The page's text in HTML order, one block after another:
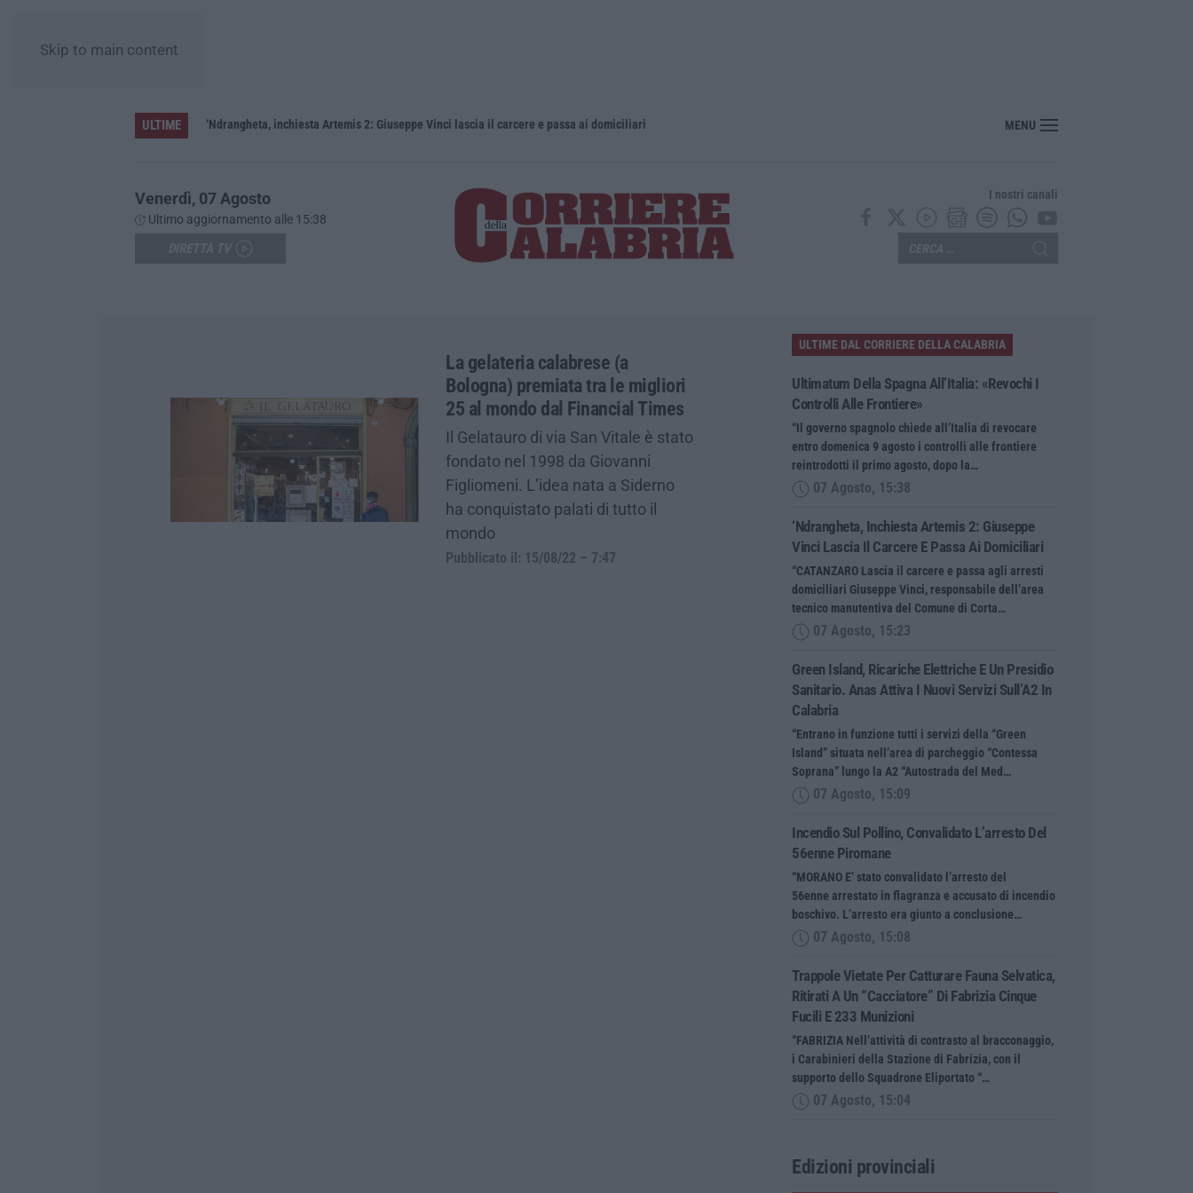
Skip to main content
ULTIME ‘Ndrangheta, inchiesta Artemis 2: Giuseppe Vinci lascia il carcere e passa ai domiciliari MENU
Venerdì, 07 Agosto
Ultimo aggiornamento alle 15:38
I nostri canali
La gelateria calabrese (a
Bologna) premiata tra le migliori
25 al mondo dal Financial Times
Il Gelatauro di via San Vitale è stato
fondato nel 1998 da Giovanni
Figliomeni. L’idea nata a Siderno
ha conquistato palati di tutto il
mondo
Pubblicato il: 15/08/22 – 7:47
ULTIME DAL CORRIERE DELLA CALABRIA
Ultimatum Della Spagna All’Italia: «Revochi I
Controlli Alle Frontiere»
“Il governo spagnolo chiede all’Italia di revocare
entro domenica 9 agosto i controlli alle frontiere
reintrodotti il primo agosto, dopo la…
07 Agosto, 15:38
‘Ndrangheta, Inchiesta Artemis 2: Giuseppe
Vinci Lascia Il Carcere E Passa Ai Domiciliari
“CATANZARO Lascia il carcere e passa agli arresti
domiciliari Giuseppe Vinci, responsabile dell’area
tecnico manutentiva del Comune di Corta…
07 Agosto, 15:23
Green Island, Ricariche Elettriche E Un Presidio
Sanitario. Anas Attiva I Nuovi Servizi Sull’A2 In
Calabria
“Entrano in funzione tutti i servizi della “Green
Island” situata nell’area di parcheggio “Contessa
Soprana” lungo la A2 “Autostrada del Med…
07 Agosto, 15:09
Incendio Sul Pollino, Convalidato L’arresto Del
56enne Piromane
“MORANO E’ stato convalidato l’arresto del
56enne arrestato in flagranza e accusato di incendio
boschivo. L’arresto era giunto a conclusione…
07 Agosto, 15:08
Trappole Vietate Per Catturare Fauna Selvatica,
Ritirati A Un “cacciatore” Di Fabrizia Cinque
Fucili E 233 Munizioni
“FABRIZIA Nell’attività di contrasto al bracconaggio,
i Carabinieri della Stazione di Fabrizia, con il
supporto dello Squadrone Eliportato “…
07 Agosto, 15:04
Edizioni provinciali